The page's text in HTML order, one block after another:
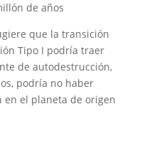
de años
que la transición
Tipo I podría traer
de autodestrucción,
podría no haber
en el planeta de origen